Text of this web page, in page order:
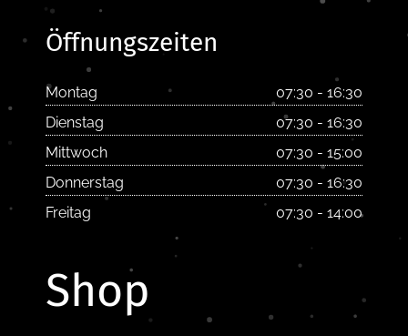
Öffnungszeiten
Montag
07:30 - 16:30
Dienstag
07:30 - 16:30
Mittwoch
07:30 - 15:00
Donnerstag
07:30 - 16:30
Freitag
07:30 - 14:00
Shop